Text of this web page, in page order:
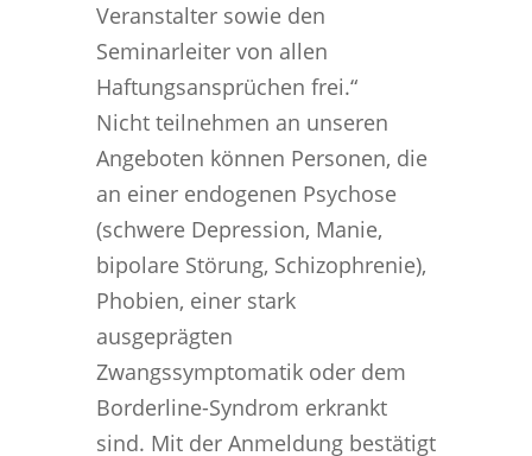
Veranstalter sowie den
Seminarleiter von allen
Haftungsansprüchen frei.“
Nicht teilnehmen an unseren
Angeboten können Personen, die
an einer endogenen Psychose
(schwere Depression, Manie,
bipolare Störung, Schizophrenie),
Phobien, einer stark
ausgeprägten
Zwangssymptomatik oder dem
Borderline-Syndrom erkrankt
sind. Mit der Anmeldung bestätigt